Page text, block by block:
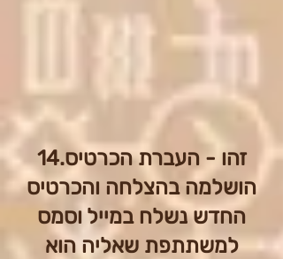
14.זהו - העברת הכרטיס
הושלמה בהצלחה והכרטיס
החדש נשלח במייל וסמס
למשתתפת שאליה הוא